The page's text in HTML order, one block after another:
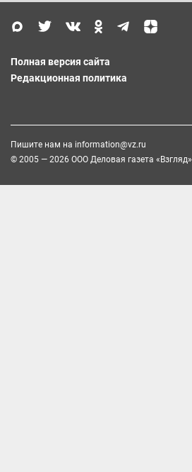
Полная версия сайта
Редакционная политика
Пишите нам на information@vz.ru
© 2005 — 2026 ООО Деловая газета «Взгляд»